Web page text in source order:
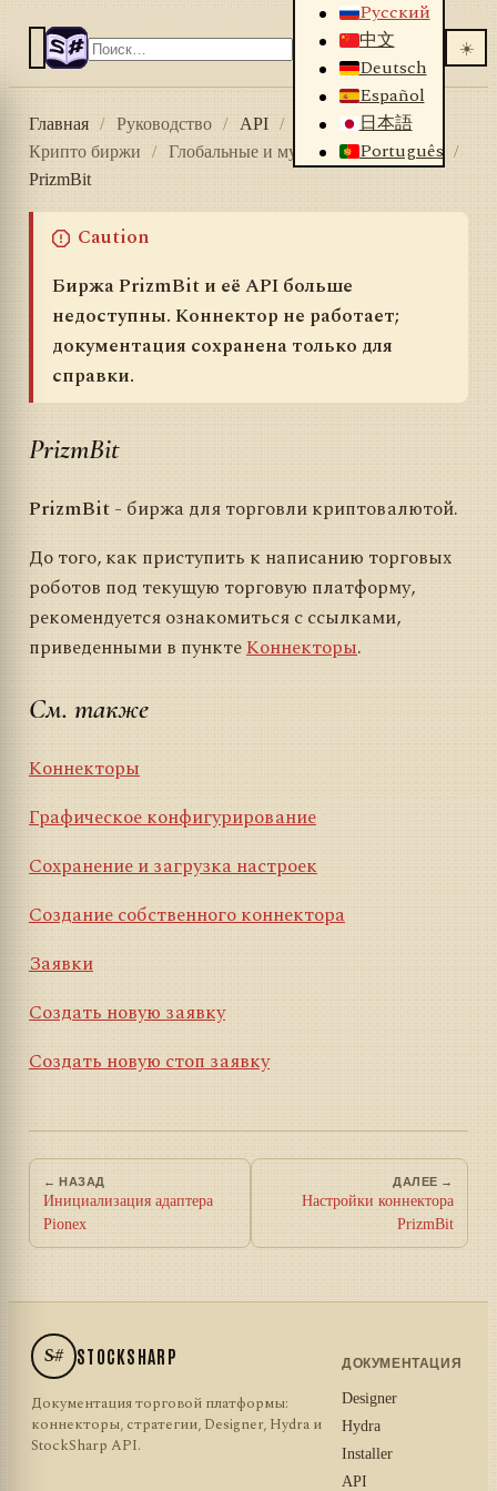
Русский
中文
Deutsch
Español
日本語
Português
☀️
Главная / Руководство / API / Коннекторы
/
Крипто биржи
/ Глобальные и мульти-региональные
/
PrizmBit
Caution
Биржа PrizmBit и её API больше
недоступны. Коннектор не работает;
документация сохранена только для
справки.
PrizmBit
PrizmBit- биржа для торговли криптовалютой.
До того, как приступить к написанию торговых
роботов под текущую торговую платформу,
рекомендуется ознакомиться с ссылками,
приведенными в пунктеКоннекторы.
См. также
Коннекторы
Графическое конфигурирование
Сохранение и загрузка настроек
Создание собственного коннектора
Заявки
Создать новую заявку
Создать новую стоп заявку
← НАЗАД
Инициализация адаптера
Pionex
ДАЛЕЕ →
Настройки коннектора
PrizmBit
S# STOCKSHARP
Документация торговой платформы:
коннекторы, стратегии, Designer, Hydra и
StockSharp API.
ДОКУМЕНТАЦИЯ
Designer
Hydra
Installer
API